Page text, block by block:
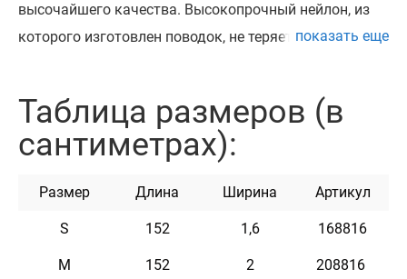
высочайшего качества. Высокопрочный нейлон, из
которого изготовлен поводок, не теряет цвет во
карабином в антическом стиле. Этот поводок мягкий
на ощупь, гибок и не боится воды. Он практичен и
Характеристики
показать еще
Таблица размеров (в
сантиметрах):
Размер Длина Ширина Артикул
S 152 1,6 168816
M 152 2 208816